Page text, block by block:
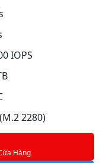
IOPS
2280)
Hàng